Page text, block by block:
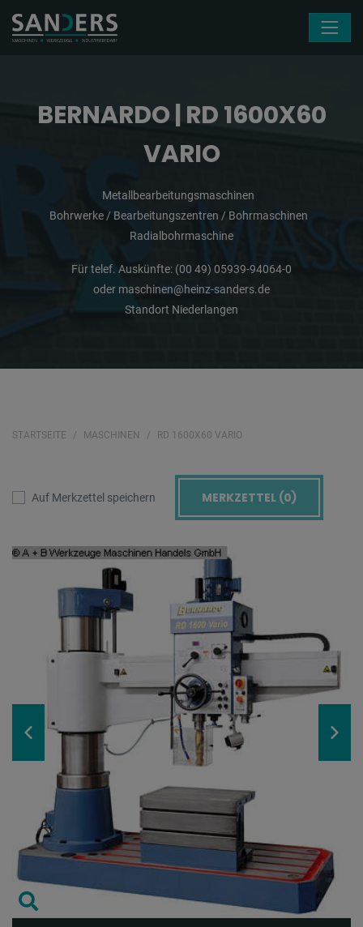
BERNARDO | RD 1600X60
VARIO
Metallbearbeitungsmaschinen
Bohrwerke / Bearbeitungszentren / Bohrmaschinen
Radialbohrmaschine
Für telef. Auskünfte: (00 49) 05939-94064-0
oder maschinen@heinz-sanders.de
Standort Niederlangen
STARTSEITE MASCHINEN RD 1600X60 VARIO
Auf Merkzettel speichern MERKZETTEL (0)